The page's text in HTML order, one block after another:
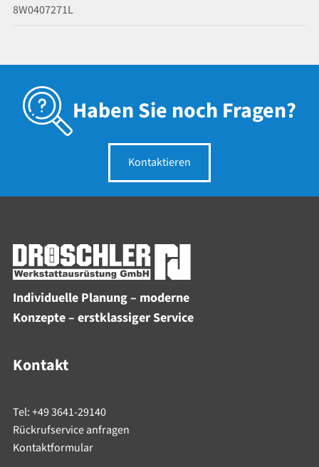
8W0407271L
Haben Sie noch Fragen?
Kontaktieren
Individuelle Planung – moderne
Konzepte – erstklassiger Service
Kontakt
Tel: +49 3641-29140
Rückrufservice anfragen
Kontaktformular